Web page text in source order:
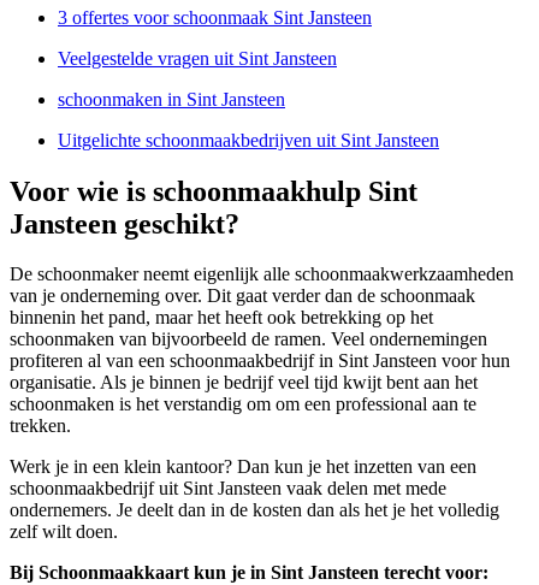
3 offertes voor schoonmaak Sint Jansteen
Veelgestelde vragen uit Sint Jansteen
schoonmaken in Sint Jansteen
Uitgelichte schoonmaakbedrijven uit Sint Jansteen
Voor wie is schoonmaakhulp Sint
Jansteen geschikt?
De schoonmaker neemt eigenlijk alle schoonmaakwerkzaamheden
van je onderneming over. Dit gaat verder dan de schoonmaak
binnenin het pand, maar het heeft ook betrekking op het
schoonmaken van bijvoorbeeld de ramen. Veel ondernemingen
profiteren al van een schoonmaakbedrijf in Sint Jansteen voor hun
organisatie. Als je binnen je bedrijf veel tijd kwijt bent aan het
schoonmaken is het verstandig om om een professional aan te
trekken.
Werk je in een klein kantoor? Dan kun je het inzetten van een
schoonmaakbedrijf uit Sint Jansteen vaak delen met mede
ondernemers. Je deelt dan in de kosten dan als het je het volledig
zelf wilt doen.
Bij Schoonmaakkaart kun je in Sint Jansteen terecht voor: